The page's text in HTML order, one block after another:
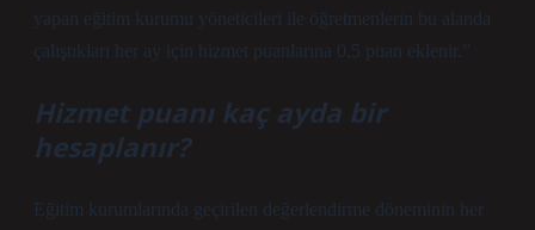
yapan eğitim kurumu yöneticileri ile öğretmenlerin bu alanda
çalıştıkları her ay için hizmet puanlarına 0,5 puan eklenir.”
Hizmet puanı kaç ayda bir
hesaplanır?
Eğitim kurumlarında geçirilen değerlendirme döneminin her